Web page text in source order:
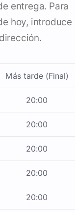
entrega. Para
hoy, introduce
Más tarde (Final)
20:00
20:00
20:00
20:00
20:00